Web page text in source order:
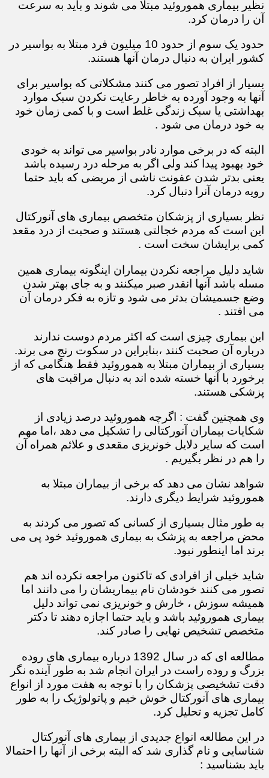
نظیر بیماری هموروئید مبتلا می شوند و باید به سرعت
آن را درمان کرد.
حدود یک سوم از حدود 10 میلیون فرد مبتلا به بواسیر در
کشور ایران به دنبال درمان آنها هستند.
بسیار از افراد تصور می کنند مشکلاتی که بواسیر برای
آنها به وجود آورده به خاطر رعایت نکردن سبک موارد
بهداشتی یا سبک زندگی غلط است و با کمی زمان خود
به خود درمان می شود .
البته که در برخی موارد نادر بواسیر می تواند به خودی
خود بهبود پیدا کند ولی اگر به مرحله درد رسیده باشد
یعنی بدتر شدن عفونت ناشی از مریضی که باید حتما
رویه درمان آنرا دنبال کرد.
نظر بسیاری از پزشکان متخصص بیماری های آنورکتال
این است که مردم خجالتی هستند و صحبت از درد مقعد
کمی برایشان سخت است .
شاید دلیل مراجعه نکردن بیماران اینگونه بیماری همین
مسله باشد آنها انقدر صبر میکنند و به جای بهتر شدن
وضع جسمیشان بدتر می شود و تازه به فکر درمان آن
می افتند .
این بیماری چیزی است که اکثر مردم دوست ندارند
درباره آن صحبت کنند ،بنابراین در سکوت رنج می برند.
بسیاری از بیماران مبتلا به هموروئید فقط هنگامی که از
برخورد با آنها خسته شده اند به دنبال مراقبت های
پزشکی هستند.
وی همچنین گفت : اگرچه هموروئید درصد زیادی از
شکایات بیماران آنورکتالی را تشکیل می دهد ،اما مهم
است که سایر دلایل خونریزی مقعدی و علائم همراه آن
را هم در نظر بگیریم .
شواهد نشان می دهد که برخی از بیماران مبتلا به
هموروئید شرایط دیگری دارند.
به طور مثال بسیاری از کسانی که تصور می کردند به
محض مراجعه به پزشک به بیماری هموروئید خود پی می
برند اما اینطور نبود.
شاید خیلی از افرادی که تاکنون مراجعه نکرده اند هم
تصور می کنند خودشان نام بیماریشان را می دانند اما
همیشه سوزش ، خارش و خونریزی نمی تواند دلیل
بیماری هموروئید باشد و باید حتما اجازه دهند تا دکتر
متخصص تشخیص نهایی را صادر کند.
مطالعه ای که در سال 1392 درباره بیماری های روده
بزرگ و روده راست در ایران انجام شد به طور آینده نگر
دقت تشخیصی پزشکان را با توجه به هفت مورد از انواع
بیماری های آنورکتال خوش خیم و پاتولوژیک را به طور
کامل تجزیه و تحلیل کرد.
در این مطالعه انواع جدیدی از بیماری های آنورکتال
شناسایی و نام گذاری شد که البته برخی از آنها را احتمالا
باید بشناسید :